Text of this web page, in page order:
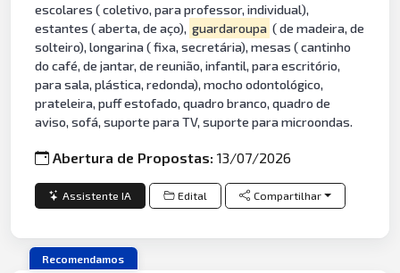
escolares ( coletivo, para professor, individual),
estantes ( aberta, de aço), guardaroupa ( de madeira, de
solteiro), longarina ( fixa, secretária), mesas ( cantinho
do café, de jantar, de reunião, infantil, para escritório,
para sala, plástica, redonda), mocho odontológico,
prateleira, puff estofado, quadro branco, quadro de
aviso, sofá, suporte para TV, suporte para microondas.
Abertura de Propostas:13/07/2026
Assistente IA Edital Compartilhar
Recomendamos